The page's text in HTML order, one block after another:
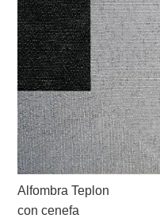
Alfombra Teplon
con cenefa